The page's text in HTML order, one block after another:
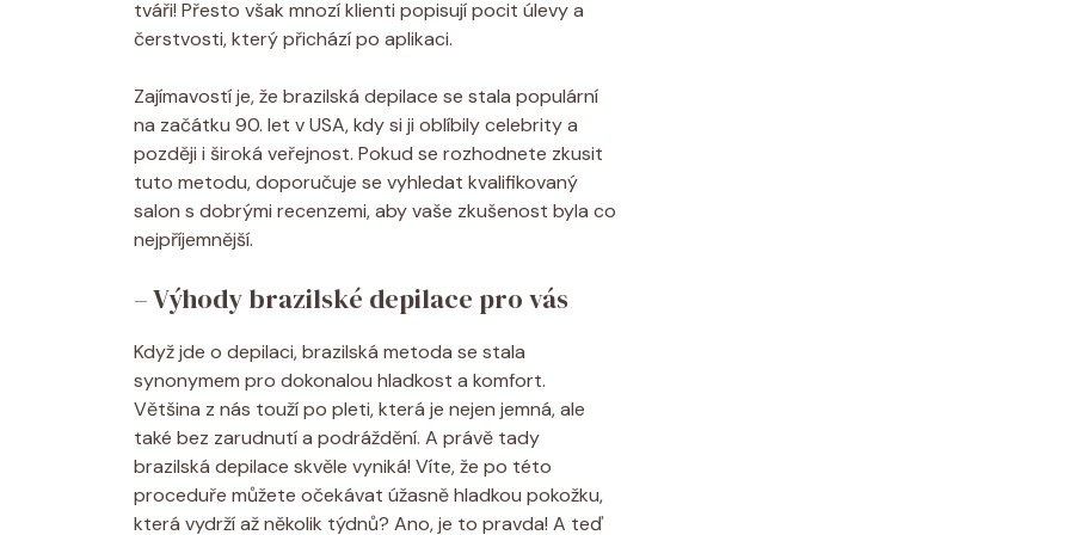
tváři! Přesto však mnozí klienti popisují pocit úlevy a
čerstvosti, který přichází po aplikaci.
Zajímavostí je, že brazilská depilace se stala populární
na začátku 90. let v USA, kdy si ji oblíbily celebrity a
později i široká veřejnost. Pokud se rozhodnete zkusit
tuto metodu, doporučuje se vyhledat kvalifikovaný
salon s dobrými recenzemi, aby vaše zkušenost byla co
nejpříjemnější.
– Výhody brazilské depilace pro vás
Když jde o depilaci, brazilská metoda se stala
synonymem pro dokonalou hladkost a komfort.
Většina z nás touží po pleti, která je nejen jemná, ale
také bez zarudnutí a podráždění. A právě tady
brazilská depilace skvěle vyniká! Víte, že po této
proceduře můžete očekávat úžasně hladkou pokožku,
která vydrží až několik týdnů? Ano, je to pravda! A teď